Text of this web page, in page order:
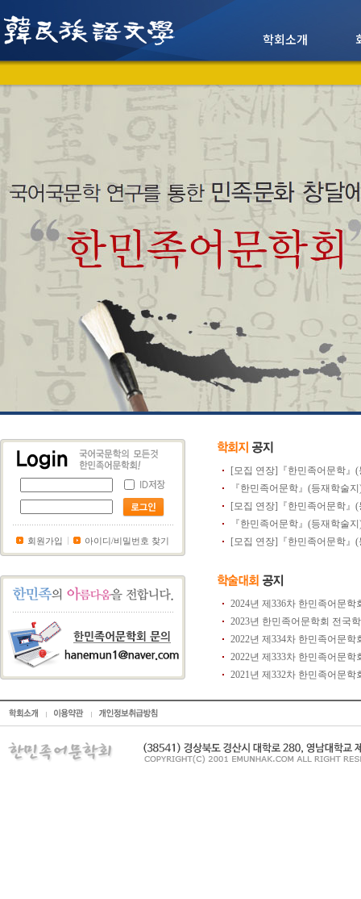
학회소개
회원가입 아이디/비밀번호 찾기
[모집 연장]『한민족어문학』(
『한민족어문학』(등재학술
[모집 연장]『한민족어문학』(
『한민족어문학』(등재학술
[모집 연장]『한민족어문학』(
2024년 제336차 한민족어문학
2023년 한민족어문학회 전국
2022년 제334차 한민족어문학
2022년 제333차 한민족어문학
2021년 제332차 한민족어문학